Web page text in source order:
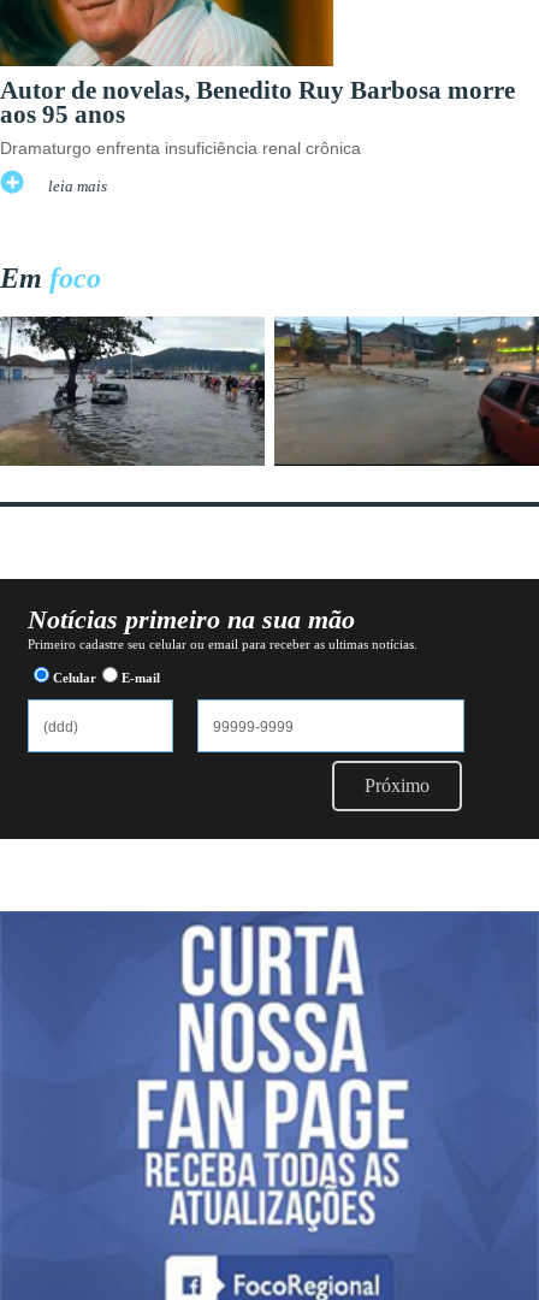
Autor de novelas, Benedito Ruy Barbosa morre
aos 95 anos
Dramaturgo enfrenta insuficiência renal crônica
leia mais
Em foco
Notícias primeiro na sua mão
Primeiro cadastre seu celular ou email para receber as ultimas notícias.
Celular E-mail
Próximo